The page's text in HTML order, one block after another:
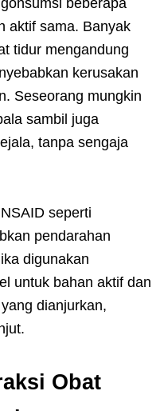
beberapa
aktif sama. Banyak
tidur mengandung
kerusakan
Seseorang mungkin
sambil juga
tanpa sengaja
seperti
pendarahan
digunakan
untuk bahan aktif dan
dianjurkan,
Obat